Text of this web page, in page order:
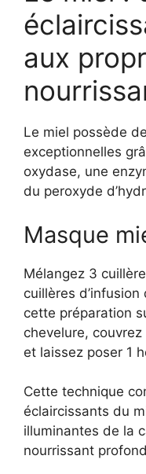
aux
Le miel possède
exceptionnelles
oxydase, une
du peroxyde
Masque
Mélangez 3
cuillères
cette préparation
chevelure,
et laissez poser 1
Cette technique
éclaircissants du
illuminantes de la
nourrissant